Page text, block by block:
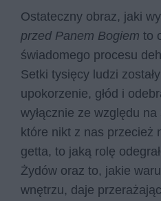
Ostateczny obraz, jaki
przed Panem Bogiem to
świadomego procesu
Setki tysięcy ludzi
upokorzenie, głód i
wyłącznie ze względu
które nikt z nas przecież
getta, to jaką rolę
Żydów oraz to, jakie
wnętrzu, daje